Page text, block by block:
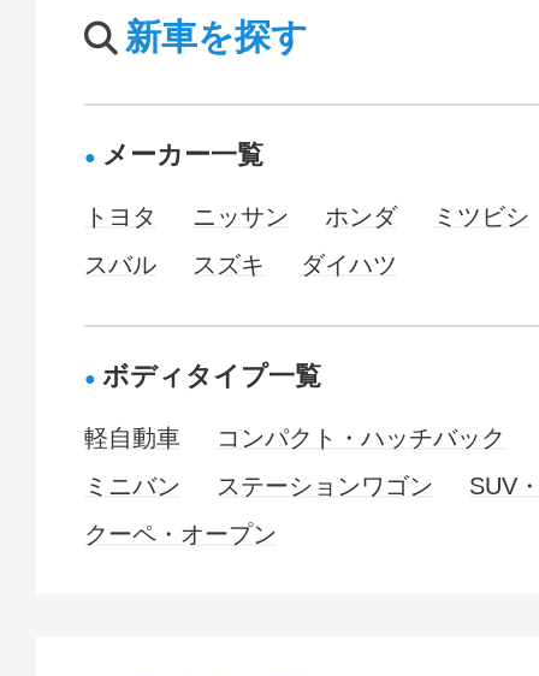
新車を探す
メーカー一覧
トヨタ ニッサン ホンダ
ミツビシ
スバル
スズキ ダイハツ
ボディタイプ一覧
軽自動車
コンパクト・ハッチバック
ミニバン
ステーションワゴン
SUV
クーペ・オープン